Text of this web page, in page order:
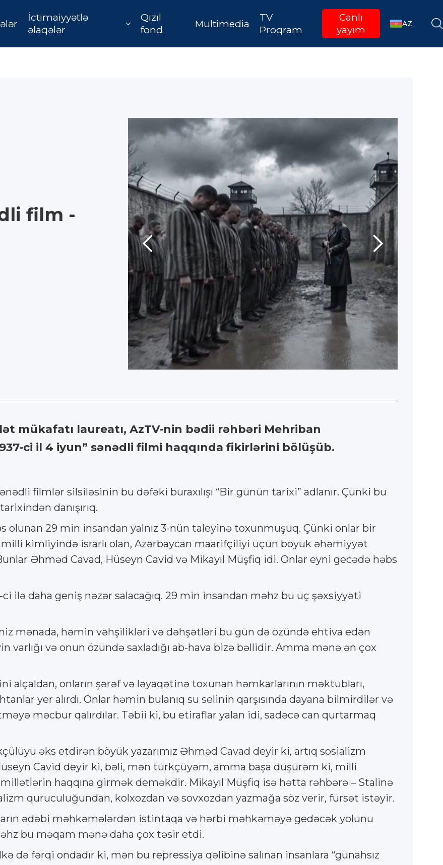
İctimaiyyətlə
əlaqələr
Qızıl
fond
Multimedia
TV
Proqram
Canlı
yayım
AZ
film -
mükafatı laureatı, AzTV-nin bədii rəhbəri Mehriban
ci il 4 iyun” sənədli filmi haqqında fikirlərini bölüşüb.
filmlər silsiləsinin bu dəfəki buraxılışı “Bir günün tarixi” adlanır. Çünki bu
danışırıq.
olunan 29 min insandan yalnız 3-nün taleyinə toxunmuşuq. Çünki onlar bir
milli kimliyində israrlı olan, Azərbaycan maarifçiliyi üçün böyük əhəmiyyət
Əhməd Cavad, Hüseyn Cavid və Mikayıl Müşfiq idi. Onlar eyni gecədə həbs
ci ilə daha geniş nəzər salacağıq. 29 min insandan məhz bu üç şəxsiyyəti
mənada, həmin vəhşilikləri və dəhşətləri bu gün də özündə ehtiva edən
varlığı və onun özündə saxladığı ab-hava bizə bəllidir. Amma mənə ən çox
alçaldan, onların şərəf və ləyaqətinə toxunan həmkarlarının məktubları,
yer alırdı. Onlar həmin bulanıq su selinin qarşısında dayana bilmirdilər və
məcbur qalırdılar. Təbii ki, bu etiraflar yalan idi, sadəcə can qurtarmaq
əks etdirən böyük yazarımız Əhməd Cavad deyir ki, artıq sosializm
Cavid deyir ki, bəli, mən türkçüyəm, amma başa düşürəm ki, milli
haqqına girmək deməkdir. Mikayıl Müşfiq isə hətta rəhbərə – Stalinə
quruculuğundan, kolxozdan və sovxozdan yazmağa söz verir, fürsət istəyir.
ədəbi məhkəmələrdən istintaqa və hərbi məhkəməyə gedəcək yolunu
bu məqam mənə daha çox təsir etdi.
də fərqi ondadır ki, mən bu repressiya qəlibinə salınan insanlara “günahsız